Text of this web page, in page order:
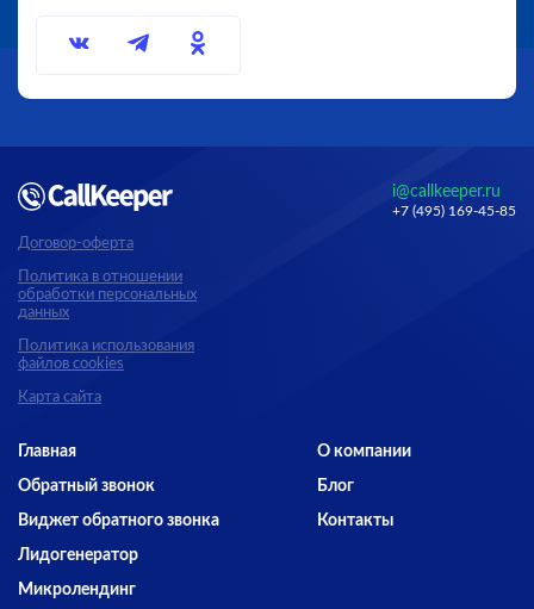
Договор-оферта
Политика в отношении
обработки персональных
данных
Политика использования
файлов cookies
Карта сайта
i@callkeeper.ru
+7 (495) 169-45-85
Главная
Обратный звонок
Виджет обратного звонка
Лидогенератор
Микролендинг
О компании
Блог
Контакты